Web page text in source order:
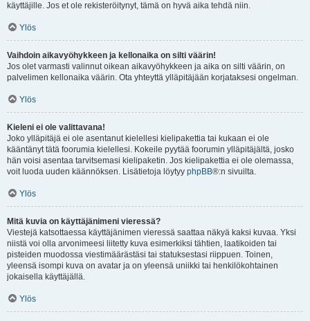
käyttäjille. Jos et ole rekisteröitynyt, tämä on hyvä aika tehdä niin.
Ylös
Vaihdoin aikavyöhykkeen ja kellonaika on silti väärin!
Jos olet varmasti valinnut oikean aikavyöhykkeen ja aika on silti väärin, on
palvelimen kellonaika väärin. Ota yhteyttä ylläpitäjään korjataksesi ongelman.
Ylös
Kieleni ei ole valittavana!
Joko ylläpitäjä ei ole asentanut kielellesi kielipakettia tai kukaan ei ole
kääntänyt tätä foorumia kielellesi. Kokeile pyytää foorumin ylläpitäjältä, josko
hän voisi asentaa tarvitsemasi kielipaketin. Jos kielipakettia ei ole olemassa,
voit luoda uuden käännöksen. Lisätietoja löytyy phpBB®:n sivuilta.
Ylös
Mitä kuvia on käyttäjänimeni vieressä?
Viestejä katsottaessa käyttäjänimen vieressä saattaa näkyä kaksi kuvaa. Yksi
niistä voi olla arvonimeesi liitetty kuva esimerkiksi tähtien, laatikoiden tai
pisteiden muodossa viestimäärästäsi tai statuksestasi riippuen. Toinen,
yleensä isompi kuva on avatar ja on yleensä uniikki tai henkilökohtainen
jokaisella käyttäjällä.
Ylös